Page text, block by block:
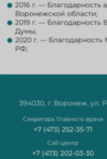
2016 г. — Благодарность
Воронежской области;
2019 г. —
Думы;
2020 г. —
РФ;
394030, г. Воронеж, ул.
Секретарь Главного врача
+7 (473) 252-35-71
Сall-центр
+7 (473) 202-03-30